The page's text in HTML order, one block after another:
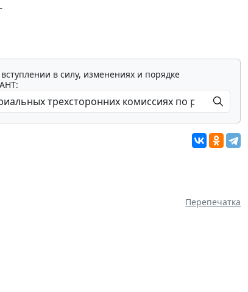
в силу, изменениях и порядке
Перепечатка